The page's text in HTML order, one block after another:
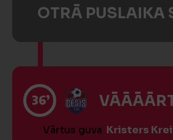
OTRĀ PUSLAIKA
36’
Vārtus guva Kristers